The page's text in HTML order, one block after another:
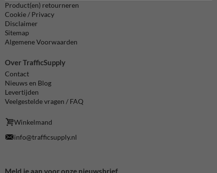
Product(en) retourneren
Cookie / Privacy
Disclaimer
Sitemap
Algemene Voorwaarden
Over TrafficSupply
Contact
Nieuws en Blog
Levertijden
Veelgestelde vragen / FAQ
Winkelmand
info@trafficsupply.nl
Meld je aan voor onze nieuwsbrief